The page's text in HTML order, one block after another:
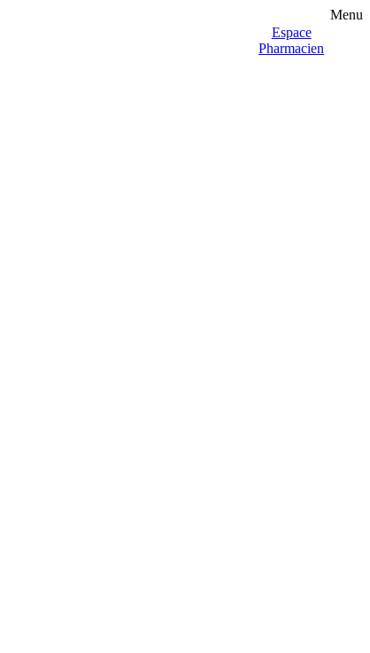
Espace
Pharmacien
Menu